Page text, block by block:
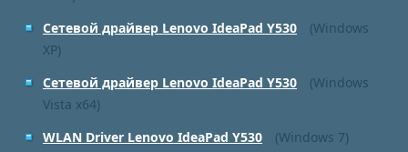
Сетевой драйвер Lenovo IdeaPad Y530
(Windows
XP)
Сетевой драйвер Lenovo IdeaPad Y530
(Windows
Vista x64)
WLAN Driver Lenovo IdeaPad Y530
(Windows 7)